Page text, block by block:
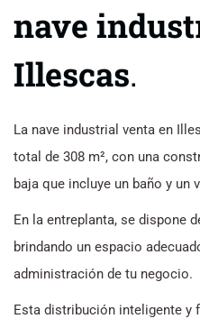
nave
Illescas.
La nave industrial venta en
total de 308 m², con una
baja que incluye un baño y un
En la entreplanta, se dispone
brindando un espacio
administración de tu negocio.
Esta distribución inteligente y